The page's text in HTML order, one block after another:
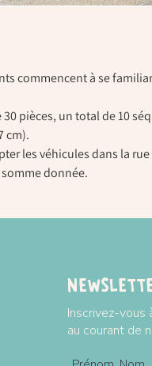
commencent à se
pièces, un total de 10
cm).
les véhicules dans la
donnée.
Inscrivez-
au courant de